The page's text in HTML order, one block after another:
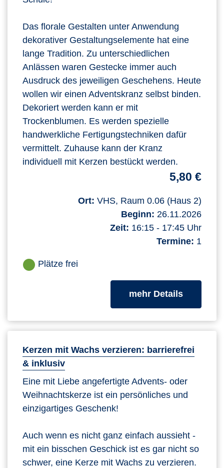
Das florale Gestalten unter Anwendung
dekorativer Gestaltungselemente hat eine
lange Tradition. Zu unterschiedlichen
Anlässen waren Gestecke immer auch
Ausdruck des jeweiligen Geschehens. Heute
wollen wir einen Adventskranz selbst binden.
Dekoriert werden kann er mit
Trockenblumen. Es werden spezielle
handwerkliche Fertigungstechniken dafür
vermittelt. Zuhause kann der Kranz
individuell mit Kerzen bestückt werden.
5,80 €
Ort: VHS, Raum 0.06 (Haus 2)
Beginn: 26.11.2026
Zeit: 16:15 - 17:45 Uhr
Termine: 1
Plätze frei
mehr Detailszum
Kerzen mit Wachs verzieren: barrierefrei
& inklusiv
Eine mit Liebe angefertigte Advents- oder
Weihnachtskerze ist ein persönliches und
einzigartiges Geschenk!
Auch wenn es nicht ganz einfach aussieht -
mit ein bisschen Geschick ist es gar nicht so
schwer, eine Kerze mit Wachs zu verzieren.